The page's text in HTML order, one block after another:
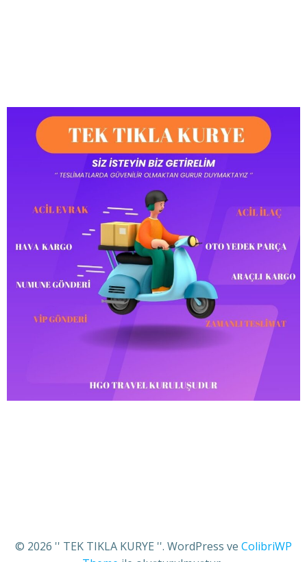
© 2026 '' TEK TIKLA KURYE ''. WordPress ve ColibriWP